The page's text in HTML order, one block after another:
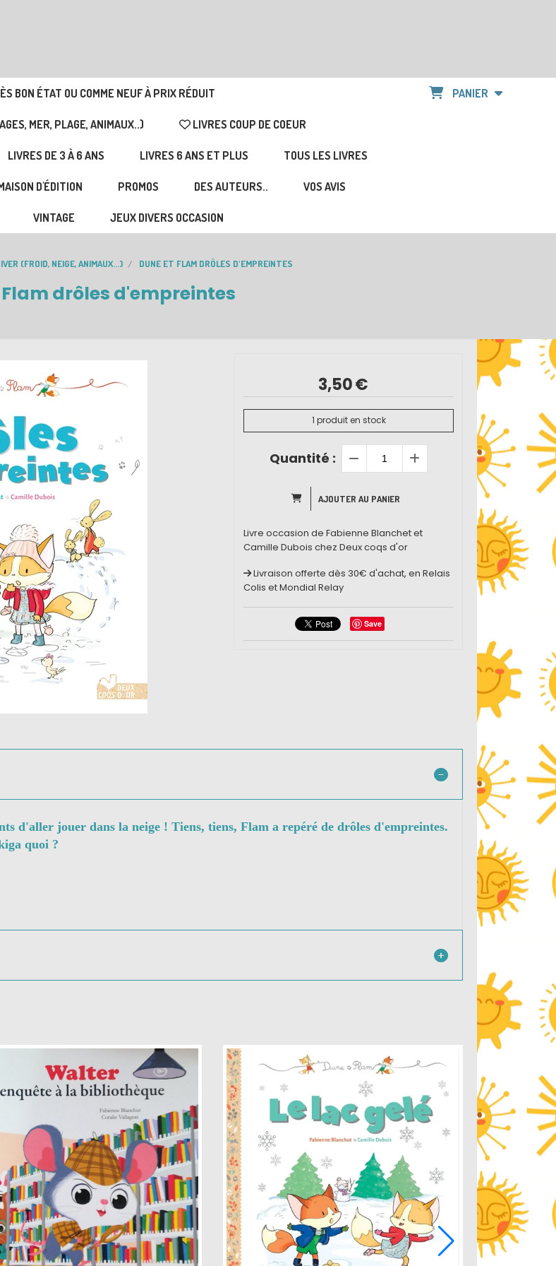
BON ÉTAT OU COMME NEUF À PRIX RÉDUIT
MER, PLAGE, ANIMAUX..) LIVRES COUP DE COEUR
LIVRES DE 3 À 6 ANS LIVRES 6 ANS ET PLUS TOUS LES LIVRES
D'ÉDITION PROMOS DES AUTEURS.. VOS AVIS
VINTAGE JEUX DIVERS OCCASION
PANIER
(FROID, NEIGE, ANIMAUX...) DUNE ET FLAM DRÔLES D'EMPREINTES
Flam drôles d'empreintes
3,50€
1 produit en stock
Quantité :
AJOUTER AU PANIER
Livre occasion de Fabienne Blanchet et
Camille Dubois chez Deux coqs d'or
Livraison offerte dès 30€ d'achat, en Relais
Colis et Mondial Relay
Save
d'aller jouer dans la neige ! Tiens, tiens, Flam a repéré de drôles d'empreintes.
quoi ?